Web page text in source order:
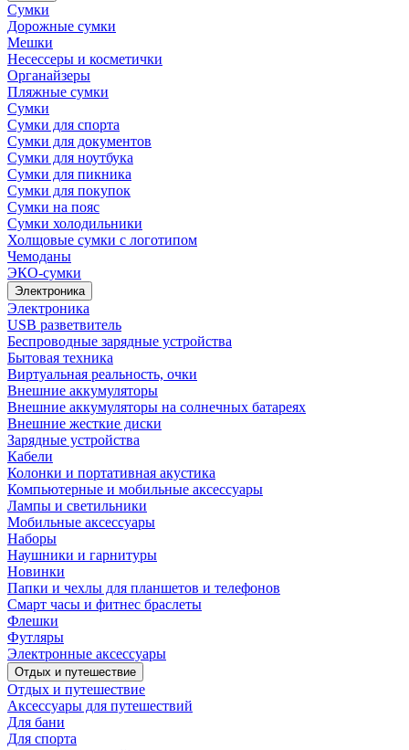
Сумки
Дорожные сумки
Мешки
Несессеры и косметички
Органайзеры
Пляжные сумки
Сумки
Сумки для спорта
Сумки для документов
Сумки для ноутбука
Сумки для пикника
Сумки для покупок
Сумки на пояс
Сумки холодильники
Холщовые сумки с логотипом
Чемоданы
ЭКО-сумки
Электроника
Электроника
USB разветвитель
Беспроводные зарядные устройства
Бытовая техника
Виртуальная реальность, очки
Внешние аккумуляторы
Внешние аккумуляторы на солнечных батареях
Внешние жесткие диски
Зарядные устройства
Кабели
Колонки и портативная акустика
Компьютерные и мобильные аксессуары
Лампы и светильники
Мобильные аксессуары
Наборы
Наушники и гарнитуры
Новинки
Папки и чехлы для планшетов и телефонов
Смарт часы и фитнес браслеты
Флешки
Футляры
Электронные аксессуары
Отдых и путешествие
Отдых и путешествие
Аксессуары для путешествий
Для бани
Для спорта